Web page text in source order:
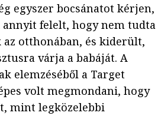
egyszer bocsánatot kérjen,
annyit felelt, hogy nem tudta
otthonában, és kiderült,
várja a babáját. A
elemzéséből a Target
volt megmondani, hogy
mint legközelebbi